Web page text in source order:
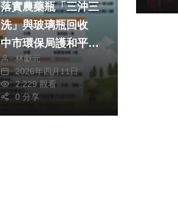
落實農藥瓶「三沖三
洗」與玻璃瓶回收
中市環保局護和平、
送好禮
林獻元
2026年四月11日
2,229 觀看
0 分享